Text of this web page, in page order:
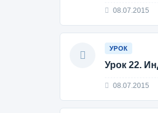
08.07.2015
УРОК
Урок 22.
08.07.2015